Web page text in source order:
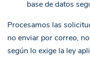
base de datos
Procesamos las
no enviar por correo,
según lo exige la ley